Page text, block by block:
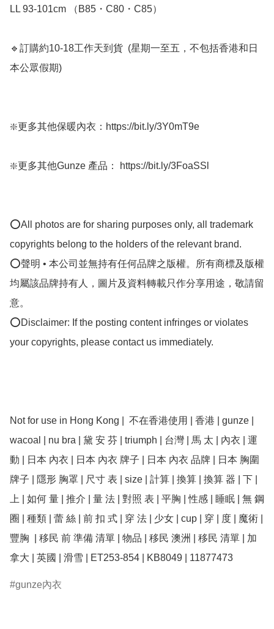
LL 93-101cm （B85・C80・C85）
🔹訂購約10-18工作天到貨  (星期一至五，不包括香港和日
本公眾假期) ﻿
❇️更多其他保暖內衣：https://bit.ly/3Y0mT9e
❇️更多其他Gunze 產品： https://bit.ly/3FoaSSl
⭕All photos are for sharing purposes only, all trademark
copyrights belong to the holders of the relevant brand.
⭕聲明 • 本公司並無持有任何品牌之版權。所有商標及版權
均屬該品牌持有人，圖片及資料轉載只作分享用途，敬請留
意。
⭕Disclaimer: If the posting content infringes or violates
your copyrights, please contact us immediately.
Not for use in Hong Kong |  不在香港使用 | 香港 | ﻿gunze |
wacoal | nu bra | 黛 安 芬 | triumph | 台灣 | 馬 太 | 內衣 | 運
動 | 日本 內衣 | 日本 內衣 牌子 | 日本 內衣 品牌 | 日本 胸圍
牌子 | 隱形 胸罩 | 尺寸 表 | size | 計算 | 換算 | 換算 器 | 下 |
上 | 如何 量 | 推介 | 量 法 | 對照 表 | 平胸 | 性感 | 睡眠 | 無 鋼
圈 | 種類 | 蕾 絲 | 前 扣 式 | 穿 法 | 少女 | cup | 穿 | 度 | 魔術 |
豐胸  | 移民 前 準備 清單 | 物品 | 移民 澳洲 | 移民 清單 | 加
拿大 | 英國 | 滑雪 | ET253-854 | KB8049 | 11877473
gunze內衣